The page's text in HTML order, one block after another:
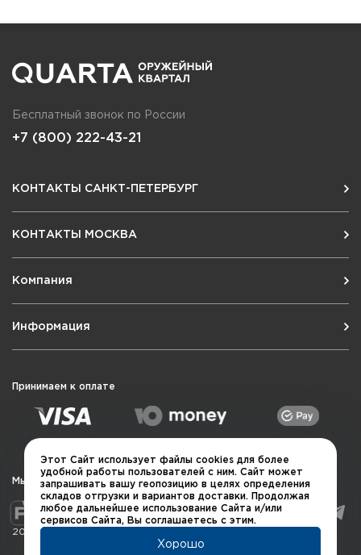
Бесплатный звонок по России
+7 (800) 222-43-21
КОНТАКТЫ САНКТ-ПЕТЕРБУРГ
КОНТАКТЫ МОСКВА
Компания
Информация
Принимаем к оплате
Мы в социальных сетях
2026 © QUARTA "Оружейный квартал"
Этот Сайт использует файлы cookies для более
удобной работы пользователей с ним. Сайт может
запрашивать вашу геопозицию в целях определения
складов отгрузки и вариантов доставки. Продолжая
любое дальнейшее использование Сайта и/или
сервисов Сайта, Вы соглашаетесь с этим.
Хорошо